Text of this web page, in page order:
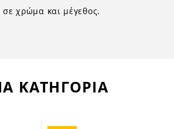
σε χρώμα και μέγεθος.
ΚΑΤΗΓΟΡΙΑ